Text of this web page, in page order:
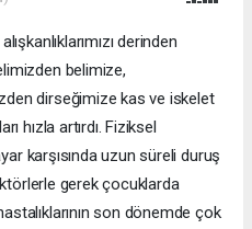
derinden
belimize,
dirseğimize kas ve iskelet
hızla artırdı. Fiziksel
karşısında uzun süreli duruş
gerek çocuklarda
son dönemde çok